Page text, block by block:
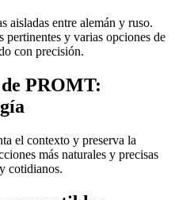
aisladas entre alemán y ruso.
y varias opciones de
con precisión.
PROMT:
el contexto y preserva la
más naturales y precisas
cotidianos.